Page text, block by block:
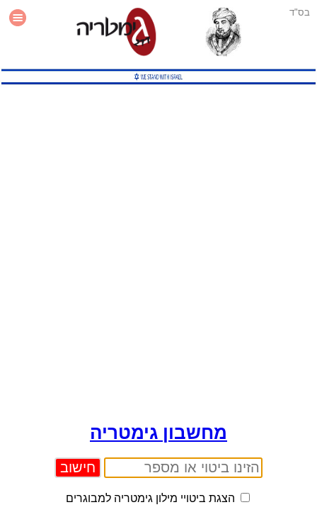
בס"ד
עזרה
מחשבון גימטריה
הצגת ביטויי מילון גימטריה למבוגרים